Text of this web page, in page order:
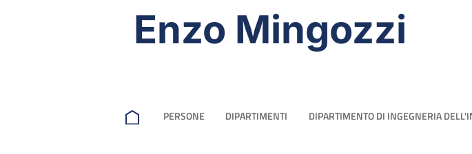
Enzo Mingozzi
PERSONE DIPARTIMENTI DIPARTIMENTO DI INGEGNERIA